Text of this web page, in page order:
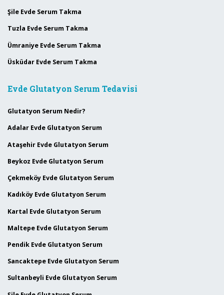
Şile Evde Serum Takma
Tuzla Evde Serum Takma
Ümraniye Evde Serum Takma
Üsküdar Evde Serum Takma
Evde Glutatyon Serum Tedavisi
Glutatyon Serum Nedir?
Adalar Evde Glutatyon Serum
Ataşehir Evde Glutatyon Serum
Beykoz Evde Glutatyon Serum
Çekmeköy Evde Glutatyon Serum
Kadıköy Evde Glutatyon Serum
Kartal Evde Glutatyon Serum
Maltepe Evde Glutatyon Serum
Pendik Evde Glutatyon Serum
Sancaktepe Evde Glutatyon Serum
Sultanbeyli Evde Glutatyon Serum